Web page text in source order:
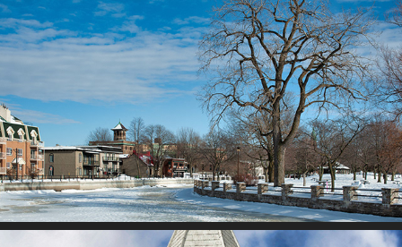
L'ouest de l'île de Montréal